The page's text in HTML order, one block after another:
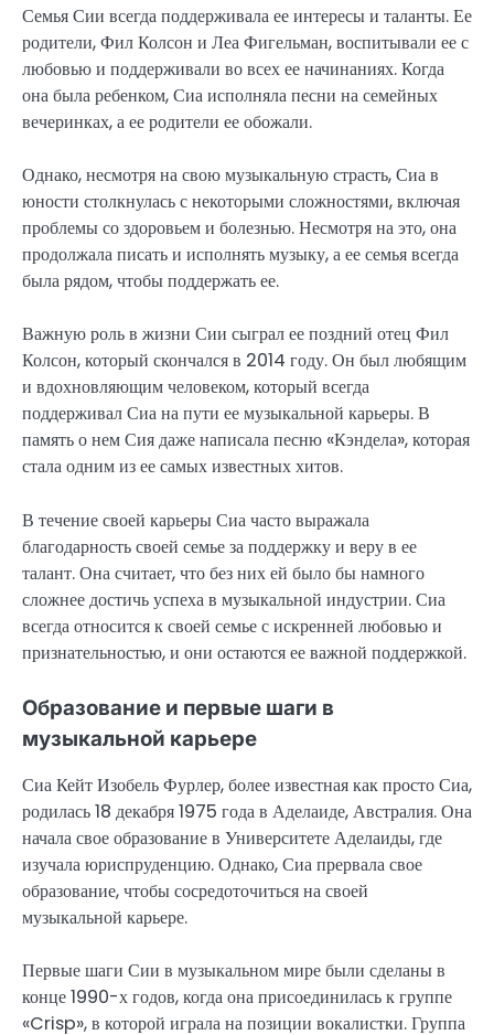
Семья Сии всегда поддерживала ее интересы и таланты. Ее
родители, Фил Колсон и Леа Фигельман, воспитывали ее с
любовью и поддерживали во всех ее начинаниях. Когда
она была ребенком, Сиа исполняла песни на семейных
вечеринках, а ее родители ее обожали.
Однако, несмотря на свою музыкальную страсть, Сиа в
юности столкнулась с некоторыми сложностями, включая
проблемы со здоровьем и болезнью. Несмотря на это, она
продолжала писать и исполнять музыку, а ее семья всегда
была рядом, чтобы поддержать ее.
Важную роль в жизни Сии сыграл ее поздний отец Фил
Колсон, который скончался в 2014 году. Он был любящим
и вдохновляющим человеком, который всегда
поддерживал Сиа на пути ее музыкальной карьеры. В
память о нем Сия даже написала песню «Кэндела», которая
стала одним из ее самых известных хитов.
В течение своей карьеры Сиа часто выражала
благодарность своей семье за поддержку и веру в ее
талант. Она считает, что без них ей было бы намного
сложнее достичь успеха в музыкальной индустрии. Сиа
всегда относится к своей семье с искренней любовью и
признательностью, и они остаются ее важной поддержкой.
Образование и первые шаги в
музыкальной карьере
Сиа Кейт Изобель Фурлер, более известная как просто Сиа,
родилась 18 декабря 1975 года в Аделаиде, Австралия. Она
начала свое образование в Университете Аделаиды, где
изучала юриспруденцию. Однако, Сиа прервала свое
образование, чтобы сосредоточиться на своей
музыкальной карьере.
Первые шаги Сии в музыкальном мире были сделаны в
конце 1990-х годов, когда она присоединилась к группе
«Crisp», в которой играла на позиции вокалистки. Группа